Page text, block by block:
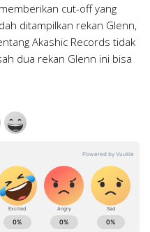
cut-off yang
ditampilkan rekan Glenn,
Akashic Records tidak
dua rekan Glenn ini bisa